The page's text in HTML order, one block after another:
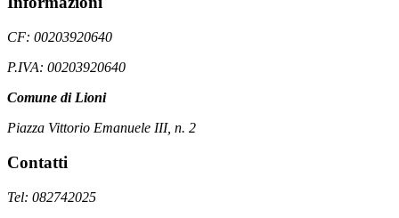
CF: 00203920640
P.IVA: 00203920640
Comune di Lioni
Piazza Vittorio Emanuele III, n. 2
Contatti
Tel: 082742025